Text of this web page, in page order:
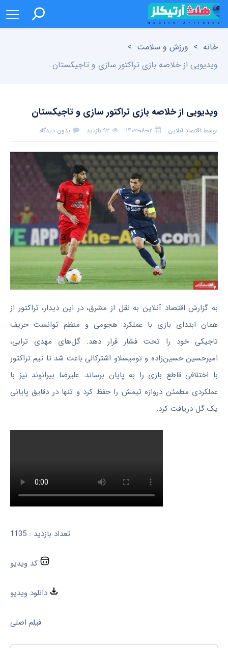
خانه > ورزش و سلامت >
ویدیویی از خلاصه بازی تراکتور سازی و تاجیکستان
ویدیویی از خلاصه بازی تراکتور سازی و تاجیکستان
توسط اقتصاد آنلاین ۱۴۰۳-۰۸-۰۲ ۹۳ بازدید بدون دیدگاه
به گزارش اقتصاد آنلاین به نقل از مشرق، در این دیدار، تراکتور از
همان ابتدای بازی با عملکرد هجومی و منظم توانست حریف
تاجیکی خود را تحت فشار قرار دهد. گل‌های مهدی ترابی،
امیرحسین حسین‌زاده و تومیسلاو اشترکالی باعث شد تا تیم تراکتور
با اختلافی قاطع بازی را به پایان برساند. علیرضا بیرانوند نیز با
عملکردی مطمئن دروازه تیمش را حفظ کرد و تنها در دقایق پایانی
یک گل دریافت کرد.
تعداد بازدید : 1135
فیلم اصلی